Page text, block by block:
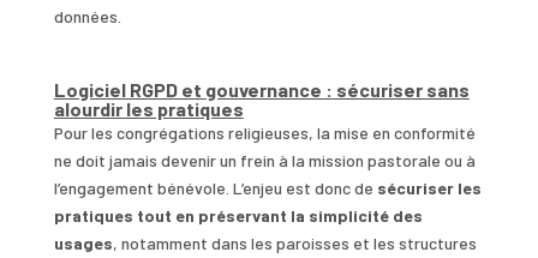
données.
Logiciel RGPD et gouvernance : sécuriser sans
alourdir les pratiques
Pour les congrégations religieuses, la mise en conformité
ne doit jamais devenir un frein à la mission pastorale ou à
l’engagement bénévole. L’enjeu est donc de sécuriser les
pratiques tout en préservant la simplicité des
usages, notamment dans les paroisses et les structures